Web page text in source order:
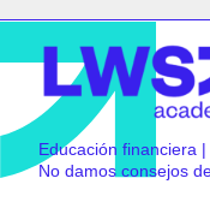
Educación financiera
No damos consejos